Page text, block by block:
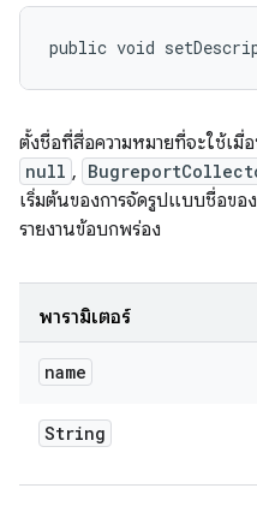
public void
ตั้งชื่อที่สื่อความหมายที่จะใช้เมื่
null ,
เริ่มต้นของการจัดรูปแบบชื่อขอ
รายงานข้อบกพร่อง
พารามิเตอร์
name
String